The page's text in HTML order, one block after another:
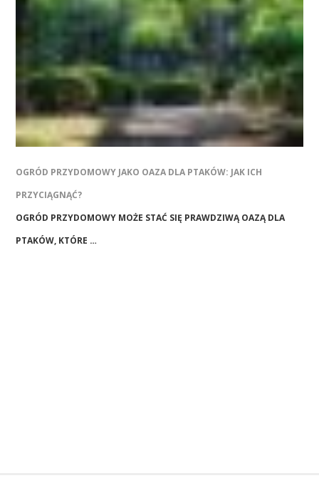
OGRÓD PRZYDOMOWY JAKO OAZA DLA PTAKÓW: JAK ICH
PRZYCIĄGNĄĆ?
OGRÓD PRZYDOMOWY MOŻE STAĆ SIĘ PRAWDZIWĄ OAZĄ DLA
PTAKÓW, KTÓRE …